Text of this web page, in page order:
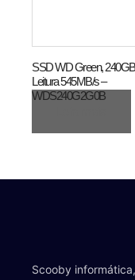
SSD WD Green,
Leitura 545MB/s –
WDS240G2G0B
Scooby